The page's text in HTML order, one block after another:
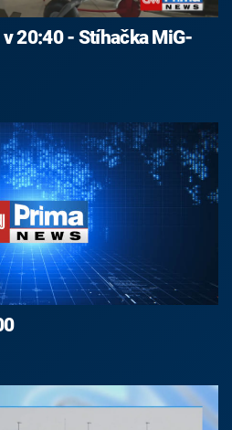
20:40 - Stíhačka MiG-